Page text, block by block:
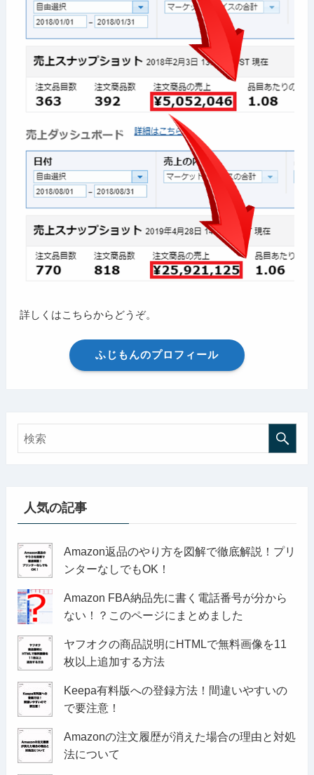
詳しくはこちらからどうぞ。
ふじもんのプロフィール
人気の記事
Amazon返品のやり方を図解で徹底解説！プリ
ンターなしでもOK！
Amazon FBA納品先に書く電話番号が分から
ない！？このページにまとめました
ヤフオクの商品説明にHTMLで無料画像を11
枚以上追加する方法
Keepa有料版への登録方法！間違いやすいの
で要注意！
Amazonの注文履歴が消えた場合の理由と対処
法について